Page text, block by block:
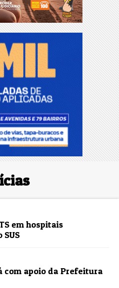
em hospitais
com apoio da Prefeitura